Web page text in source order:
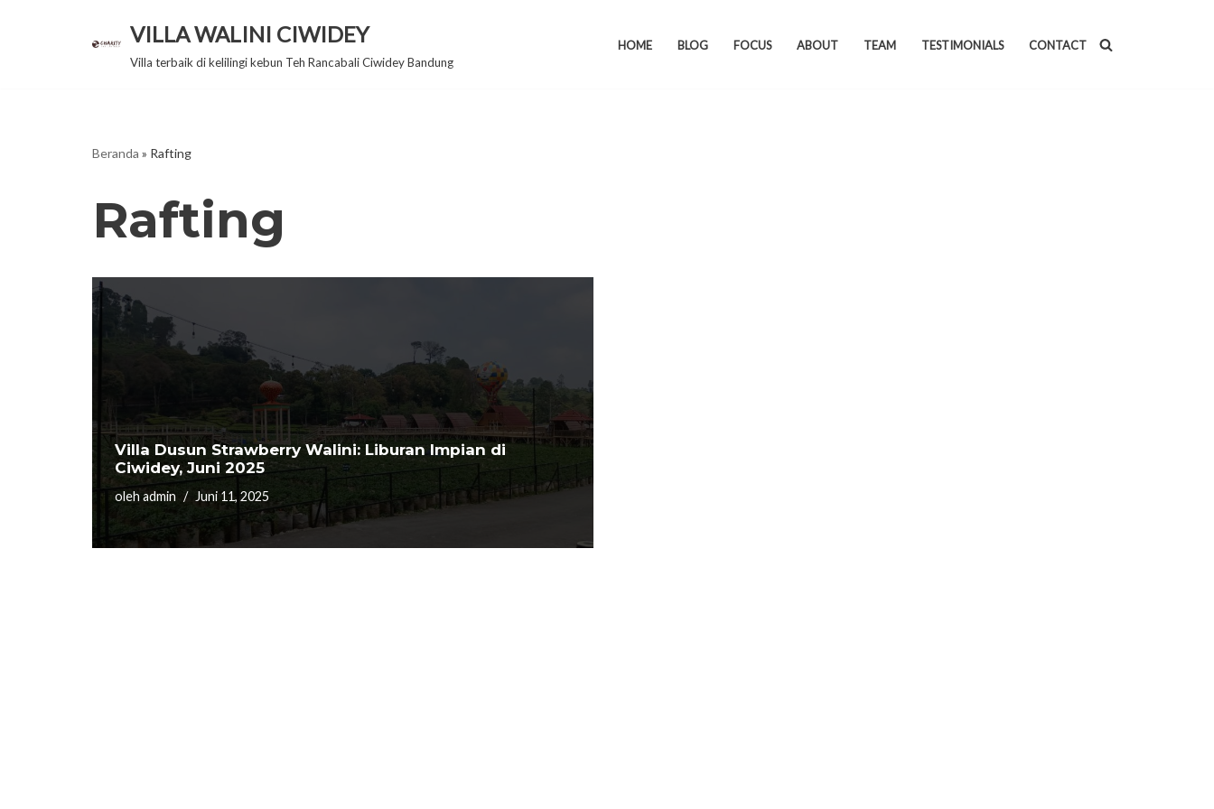
VILLA WALINI CIWIDEY
Villa terbaik di kelilingi kebun Teh Rancabali Ciwidey Bandung
HOME BLOG FOCUS ABOUT TEAM TESTIMONIALS CONTACT
Beranda » Rafting
Rafting
Villa Dusun Strawberry Walini: Liburan Impian di
Ciwidey, Juni 2025
oleh admin Juni 11, 2025